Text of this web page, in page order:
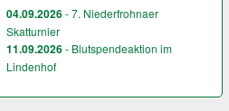
04.09.2026- 7. Niederfrohnaer
Skatturnier
11.09.2026- Blutspendeaktion im
Lindenhof